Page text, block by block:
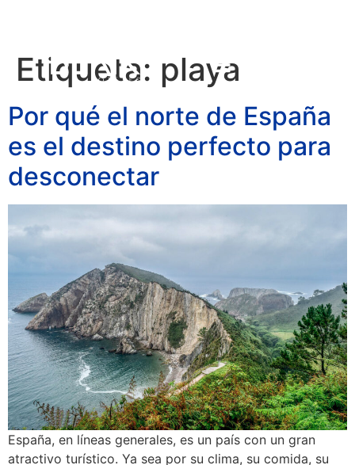
Etiqueta: playa
Por qué el norte de España
es el destino perfecto para
desconectar
España, en líneas generales, es un país con un gran
atractivo turístico. Ya sea por su clima, su comida, su